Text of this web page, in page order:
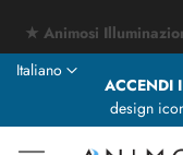
★ Animosi
ACCENDI
design
Lingua
Italiano